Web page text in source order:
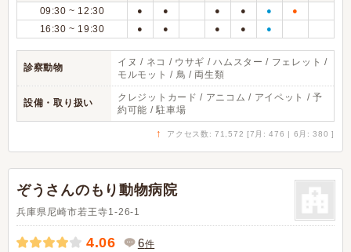
09:30 ~ 12:30
● ● ● ● ● ●
16:30 ~ 19:30 ● ● ● ● ●
診察動物
イヌ / ネコ / ウサギ / ハムスター / フェレット /
モルモット / 鳥 / 両生類
設備・取り扱い
クレジットカード / アニコム / アイペット / 予
約可能 / 駐車場
↑ アクセス数: 71,572 [7月: 476 | 6月: 380 ]
ぞうさんのもり動物病院
兵庫県尼崎市若王寺1-26-1
4.06 6件